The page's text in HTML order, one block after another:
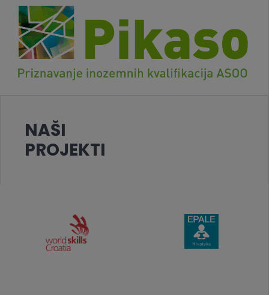
NAŠI
PROJEKTI